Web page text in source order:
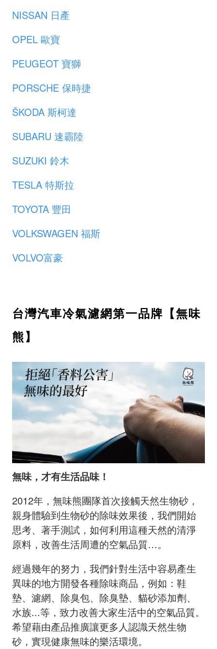
NISSAN 日產
OPEL 歐寶
PEUGEOT 寶獅
PORSCHE 保時捷
ŠKODA 斯柯達
SUBARU 速霸陸
SUZUKI 鈴木
TESLA 特斯拉
TOYOTA 豐田
VOLKSWAGEN 福斯
VOLVO富豪
台灣汽車冷氣濾網第一品牌【無味
熊】
無味，才有生活品味！
2012年，無味熊團隊首次接觸天然生物砂，
親身體驗到生物砂的除味效果後，我們開始
思考、著手測試，如何利用這種天然的清淨
原料，改善生活周遭的空氣品質…。
經過幾年的努力，我們針對生活中容易產生
異味的地方開發各種除味商品，例如：鞋
墊、濾網、除臭包、除臭墊、貓砂添加劑、
水族...等，致力改善大家生活中的空氣品質。
希望藉由產品推廣讓更多人認識天然生物
砂，實現健康無味的樂活環境。